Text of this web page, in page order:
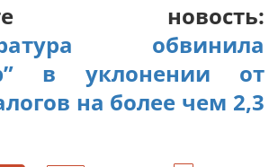
новость:
обвинила
в уклонении от
на более чем 2,3